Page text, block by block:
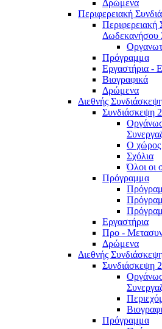
Δρώμενα
Περιφερειακή
Περιφερειακή
Δωδεκανήσου
Πρόγραμμα
Εργαστήρια -
Βιογραφικά
Δρώμενα
Διεθνής
Συνδιάσκεψη
Ο χώρος
Σχόλια
Όλοι οι
Πρόγραμμα
Εργαστήρια
Προ -
Δρώμενα
Διεθνής
Συνδιάσκεψη
Πρόγραμμα